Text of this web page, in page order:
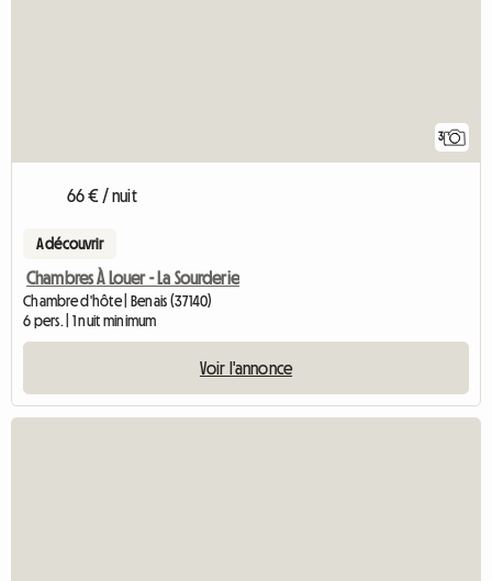
3
66 € / nuit
A découvrir
Chambres À Louer - La Sourderie
Chambre d'hôte | Benais (37140)
6 pers. | 1 nuit minimum
Voir l'annonce